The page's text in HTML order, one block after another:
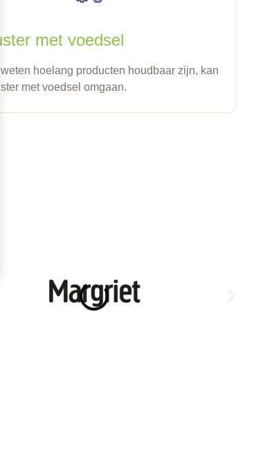
met voedsel
weten hoelang producten houdbaar zijn, kan
met voedsel omgaan.